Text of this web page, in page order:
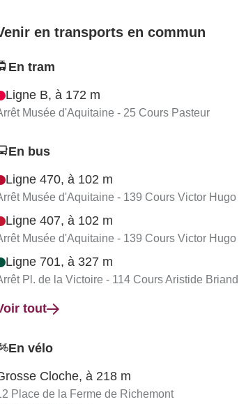
en transports en commun
En tram
Ligne B, à 172 m
Musée d'Aquitaine - 25 Cours Pasteur
En bus
Ligne 470, à 102 m
Musée d'Aquitaine - 139 Cours Victor Hugo
Ligne 407, à 102 m
Musée d'Aquitaine - 139 Cours Victor Hugo
Ligne 701, à 327 m
Pl. de la Victoire - 114 Cours Aristide Briand
tout
En vélo
Cloche, à 218 m
Place de la Ferme de Richemont